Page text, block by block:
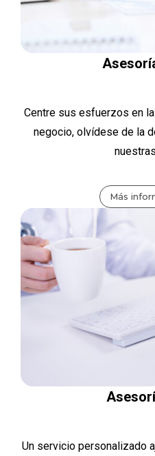
Centre sus esfuerzos en
negocio, olvídese de la
Más
Un servicio personalizado